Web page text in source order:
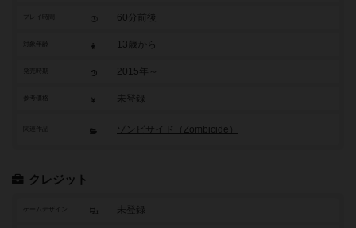
60分前後
13歳から
2015年～
参考価格 未登録
関連作品 ゾンビサイド（Zombicide）
クレジット
ゲームデザイン 未登録